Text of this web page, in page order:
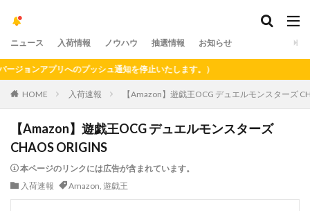
ニュース 入荷情報 ノウハウ 抽選情報 お知らせ
アプリへのプッシュ通知を停止いたします。）
HOME 入荷速報 【Amazon】遊戯王OCG デュエルモンスターズ
【Amazon】遊戯王OCG デュエルモンスターズ
CHAOS ORIGINS
本ページのリンクには広告が含まれています。
入荷速報
Amazon, 遊戯王